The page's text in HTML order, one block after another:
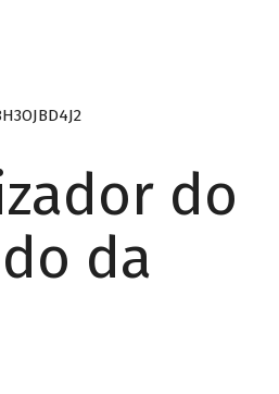
do
da